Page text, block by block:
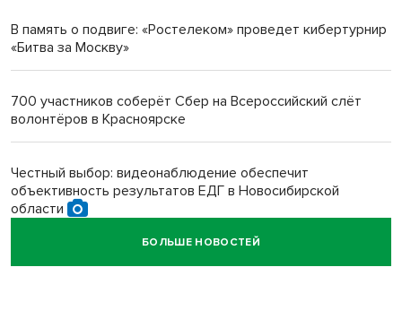
В память о подвиге: «Ростелеком» проведет кибертурнир
«Битва за Москву»
700 участников соберёт Сбер на Всероссийский слёт
волонтёров в Красноярске
Честный выбор: видеонаблюдение обеспечит
объективность результатов ЕДГ в Новосибирской
области
Кибертанки пошли в бой: «Ростелеком» объявляет
БОЛЬШЕ НОВОСТЕЙ